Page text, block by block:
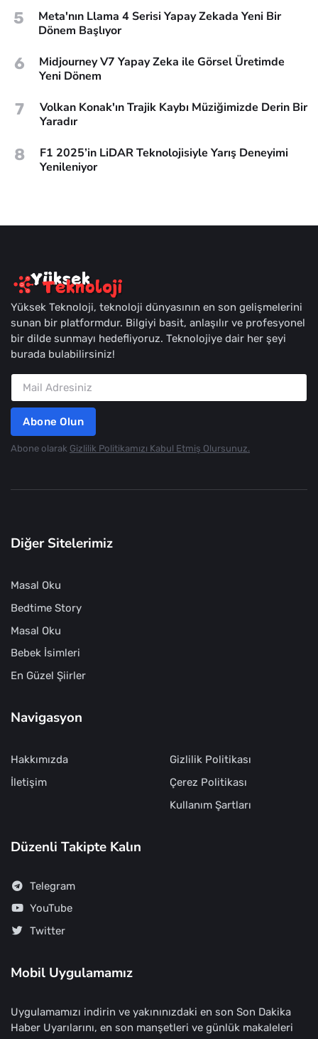
5
Meta'nın Llama 4 Serisi Yapay Zekada Yeni Bir
Dönem Başlıyor
6
Midjourney V7 Yapay Zeka ile Görsel Üretimde
Yeni Dönem
7
Volkan Konak'ın Trajik Kaybı Müziğimizde Derin Bir
Yaradır
8
F1 2025’in LiDAR Teknolojisiyle Yarış Deneyimi
Yenileniyor
Yüksek Teknoloji, teknoloji dünyasının en son gelişmelerini
sunan bir platformdur. Bilgiyi basit, anlaşılır ve profesyonel
bir dilde sunmayı hedefliyoruz. Teknolojiye dair her şeyi
burada bulabilirsiniz!
Abone Olun
Abone olarak Gizlilik Politikamızı Kabul Etmiş Olursunuz.
Diğer Sitelerimiz
Masal Oku
Bedtime Story
Masal Oku
Bebek İsimleri
En Güzel Şiirler
Navigasyon
Hakkımızda
İletişim
Gizlilik Politikası
Çerez Politikası
Kullanım Şartları
Düzenli Takipte Kalın
Telegram
YouTube
Twitter
Mobil Uygulamamız
Uygulamamızı indirin ve yakınınızdaki en son Son Dakika
Haber Uyarılarını, en son manşetleri ve günlük makaleleri